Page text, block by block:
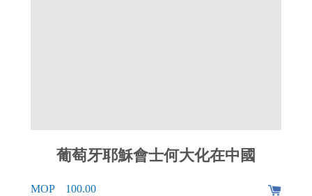
葡萄牙耶穌會士何大化在中國
MOP 100.00